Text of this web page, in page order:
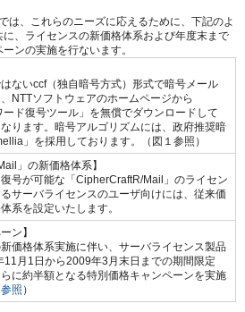
は、これらのニーズに応えるために、下記のよ
、ライセンスの新価格体系および年度末まで
ンの実施を行ないます。
ないccf（独自暗号方式）形式で暗号メール
NTTソフトウェアのホームページから
ード復号ツール」を無償でダウンロードして
ります。暗号アルゴリズムには、政府推奨暗
」を採用しております。（図１参照）
」の新価格体系】
号が可能な「CipherCraftR/Mail」のライセン
サーバライセンスのユーザ向けには、従来価
系を設定いたします。
ン】
価格体系実施に伴い、サーバライセンス製品
11月1日から2009年3月末日までの期間限定
に約半額となる特別価格キャンペーンを実施
照 ）